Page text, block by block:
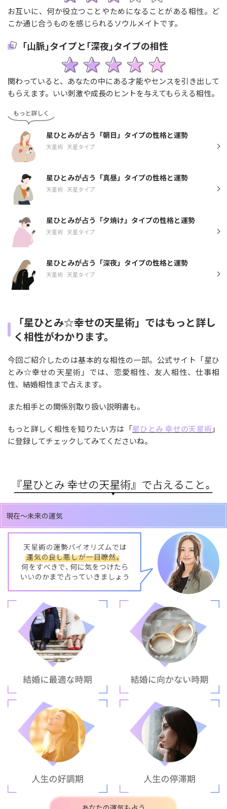
お互いに、何か役立つことやためになることがある相性。ど
こか通じ合うものを感じられるソウルメイトです。
｢山脈｣タイプと｢深夜｣タイプの相性
関わっていると、あなたの中にある才能やセンスを引き出して
もらえます。いい刺激や成長のヒントを与えてもらえる相性。
星ひとみが占う「朝日」タイプの性格と運勢
天星術 天星タイプ
星ひとみが占う「真昼」タイプの性格と運勢
天星術 天星タイプ
星ひとみが占う「夕焼け」タイプの性格と運勢
天星術 天星タイプ
星ひとみが占う「深夜」タイプの性格と運勢
天星術 天星タイプ
「星ひとみ☆幸せの天星術」ではもっと詳し
く相性がわかります。
今回ご紹介したのは基本的な相性の一部。公式サイト「星ひ
とみ☆幸せの天星術」では、恋愛相性、友人相性、仕事相
性、結婚相性まで占えます。
また相手との関係別取り扱い説明書も。
もっと詳しく相性を知りたい方は「星ひとみ 幸せの天星術 」
に登録してチェックしてみてくださいね。
現在～未来の運気